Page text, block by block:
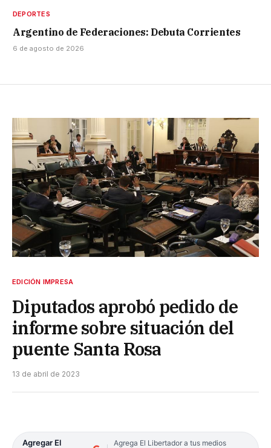
DEPORTES
Argentino de Federaciones: Debuta Corrientes
6 de agosto de 2026
EDICIÓN IMPRESA
Diputados aprobó pedido de
informe sobre situación del
puente Santa Rosa
13 de abril de 2023
Agregar El
Agrega El Libertador a tus medios